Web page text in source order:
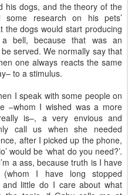
his dogs, and the theory of the
some research on his pets’
the dogs would start producing
bell, because that was an
served. We normally say that
one always reacts the same
to a stimulus.
I speak with some people on
–whom I wished was a more
is–, a very envious and
call us when she needed
after I picked up the phone,
would be ‘what do you need?’.
a ass, because truth is I have
(whom I have long stopped
little do I care about what